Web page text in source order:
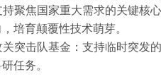
聚焦国家重大需求的关键核
培育颠覆性技术萌芽。
突击队基金：支持临时突发
任务。